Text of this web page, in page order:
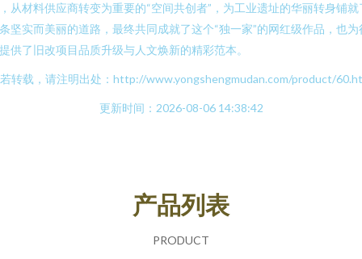
从材料供应商转变为重要的“空间共创者”，为工业遗址的华丽转身铺就
坚实而美丽的道路，最终共同成就了这个“独一家”的网红级作品，也为
供了旧改项目品质升级与人文焕新的精彩范本。
转载，请注明出处：http://www.yongshengmudan.com/product/
更新时间：2026-08-06 14:38:42
产品列表
PRODUCT